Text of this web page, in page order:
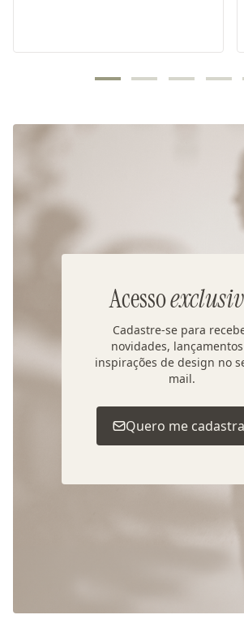
Acesso
Cadastre-se para
novidades,
inspirações de design no
mail.
Quero me